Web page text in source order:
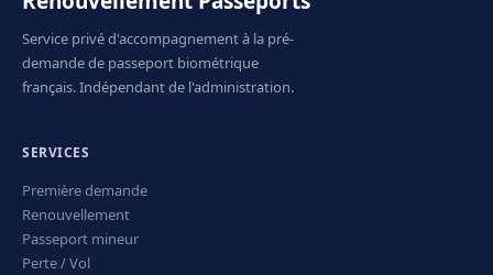
Service privé d'accompagnement à la pré-
demande de passeport biométrique
français. Indépendant de l'administration.
SERVICES
Première demande
Renouvellement
Passeport mineur
Perte / Vol